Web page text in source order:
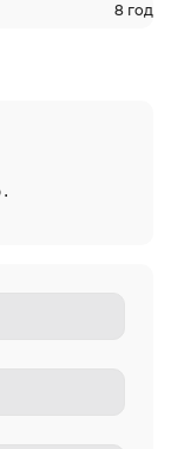
8 год